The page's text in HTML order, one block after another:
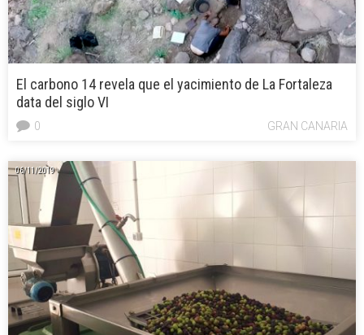
El carbono 14 revela que el yacimiento de La Fortaleza
data del siglo VI
GRAN CANARIA
0
06/11/2019